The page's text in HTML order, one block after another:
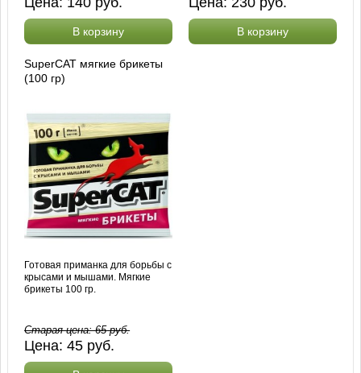
В корзину В корзину
SuperCAT мягкие брикеты
(100 гр)
Готовая приманка для борьбы с
крысами и мышами. Мягкие
брикеты 100 гр.
Старая цена:65руб.
Цена:45 руб.